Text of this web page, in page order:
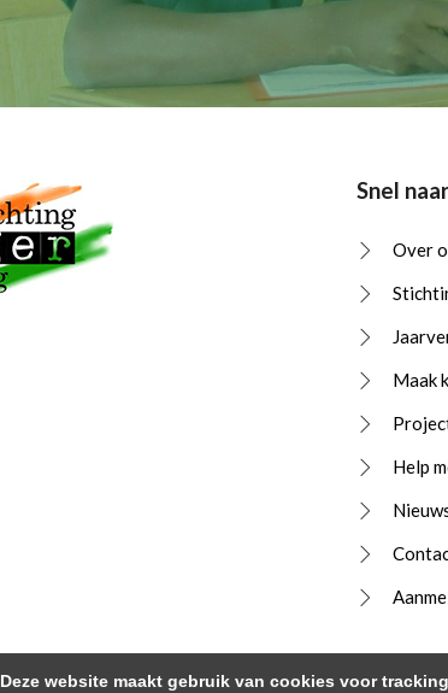
Snel
Over
Maak
Help
Deze website maakt gebruik van cookies voor